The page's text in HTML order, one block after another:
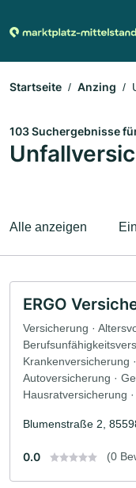
Startseite Anzing
103 Suchergebnisse
Alle anzeigen
ERGO
Versicherung ·
Krankenversicherung
Autoversicherung ·
Hausratversicherung
Blumenstraße 2,
0.0 (0